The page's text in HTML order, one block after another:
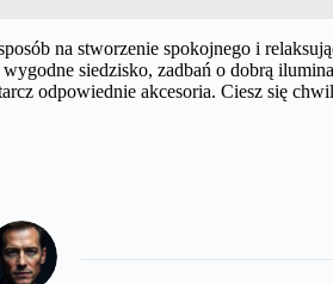
na stworzenie spokojnego i
siedzisko, zadbań o dobrą
odpowiednie akcesoria. Ciesz się